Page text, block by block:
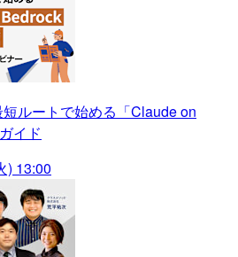
短ルートで始める「Claude on
イド
) 13:00